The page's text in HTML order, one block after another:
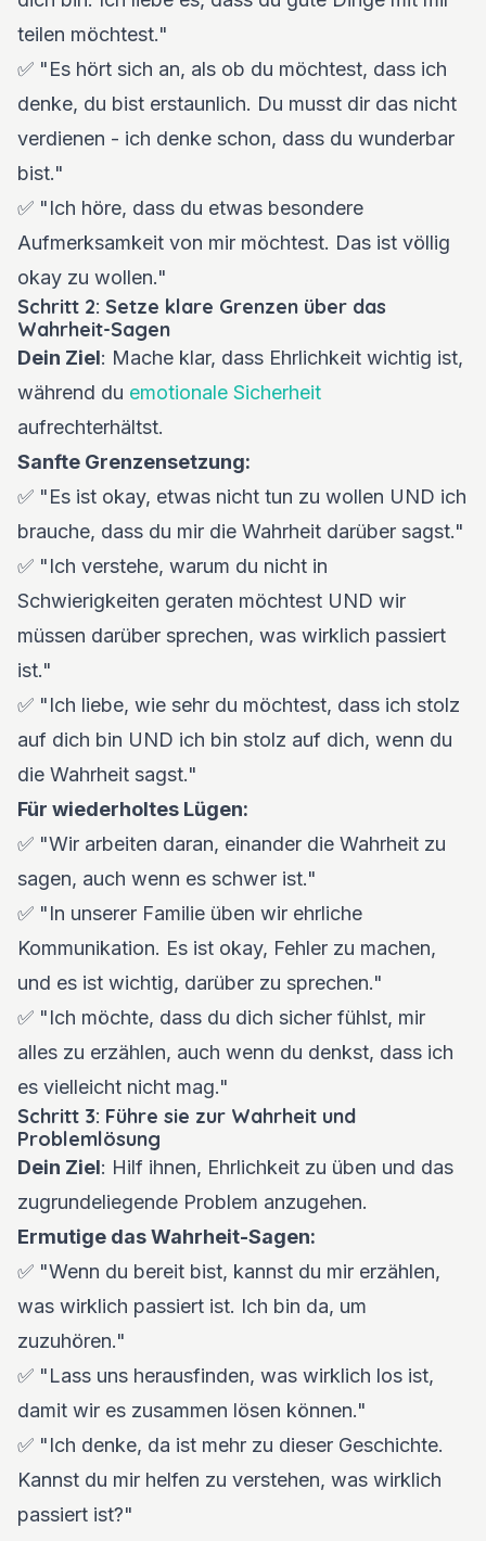
teilen möchtest."
✅ "Es hört sich an, als ob du möchtest, dass ich
denke, du bist erstaunlich. Du musst dir das nicht
verdienen - ich denke schon, dass du wunderbar
bist."
✅ "Ich höre, dass du etwas besondere
Aufmerksamkeit von mir möchtest. Das ist völlig
okay zu wollen."
Schritt 2: Setze klare Grenzen über das
Wahrheit-Sagen
Dein Ziel: Mache klar, dass Ehrlichkeit wichtig ist,
während du emotionale Sicherheit
aufrechterhältst.
Sanfte Grenzensetzung:
✅ "Es ist okay, etwas nicht tun zu wollen UND ich
brauche, dass du mir die Wahrheit darüber sagst."
✅ "Ich verstehe, warum du nicht in
Schwierigkeiten geraten möchtest UND wir
müssen darüber sprechen, was wirklich passiert
ist."
✅ "Ich liebe, wie sehr du möchtest, dass ich stolz
auf dich bin UND ich bin stolz auf dich, wenn du
die Wahrheit sagst."
Für wiederholtes Lügen:
✅ "Wir arbeiten daran, einander die Wahrheit zu
sagen, auch wenn es schwer ist."
✅ "In unserer Familie üben wir ehrliche
Kommunikation. Es ist okay, Fehler zu machen,
und es ist wichtig, darüber zu sprechen."
✅ "Ich möchte, dass du dich sicher fühlst, mir
alles zu erzählen, auch wenn du denkst, dass ich
es vielleicht nicht mag."
Schritt 3: Führe sie zur Wahrheit und
Problemlösung
Dein Ziel: Hilf ihnen, Ehrlichkeit zu üben und das
zugrundeliegende Problem anzugehen.
Ermutige das Wahrheit-Sagen:
✅ "Wenn du bereit bist, kannst du mir erzählen,
was wirklich passiert ist. Ich bin da, um
zuzuhören."
✅ "Lass uns herausfinden, was wirklich los ist,
damit wir es zusammen lösen können."
✅ "Ich denke, da ist mehr zu dieser Geschichte.
Kannst du mir helfen zu verstehen, was wirklich
passiert ist?"